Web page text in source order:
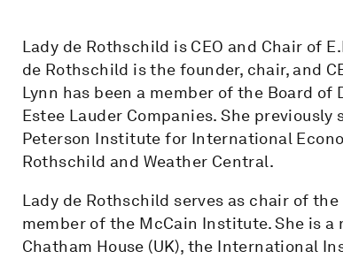
Lady de Rothschild is CEO and Chair of
de Rothschild is the founder, chair, and
Lynn has been a member of the Board
Estee Lauder Companies. She
Peterson Institute for International
Rothschild and Weather Central.
Lady de Rothschild serves as chair of
member of the McCain Institute. She is a
Chatham House (UK), the International